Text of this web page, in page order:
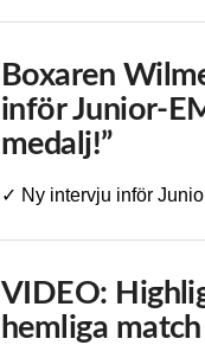
Boxaren
inför Junior-
medalj!”
✓ Ny intervju inför
VIDEO:
hemliga match